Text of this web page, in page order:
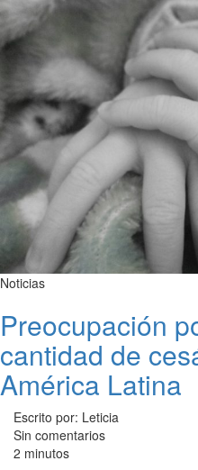
Noticias
Preocupación
cantidad de
América Latina
Escrito por: Leticia
Sin comentarios
2 minutos